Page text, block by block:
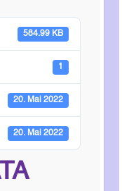
584.99 KB
1
20. Mai 2022
20. Mai 2022